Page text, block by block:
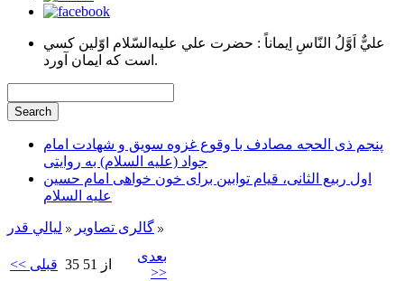
عليٌّ اَوَّلُ النّاسِ اِيماناً : حضرت علي عليه‌السّلام اوّلين كسي
است كه ايمان آورد.
پنجم ذی الحجه مصادف با وقوع غزوه سویق و شهادت امام
جواد (علیه السلام) به روایتی
اول ربیع الثانی، قیام توابین برای خون خواهی امام حسین
علیه السلام
گالری تصاویر ليالي قدر
<< قبلی 35 از 51
بعدی
>>